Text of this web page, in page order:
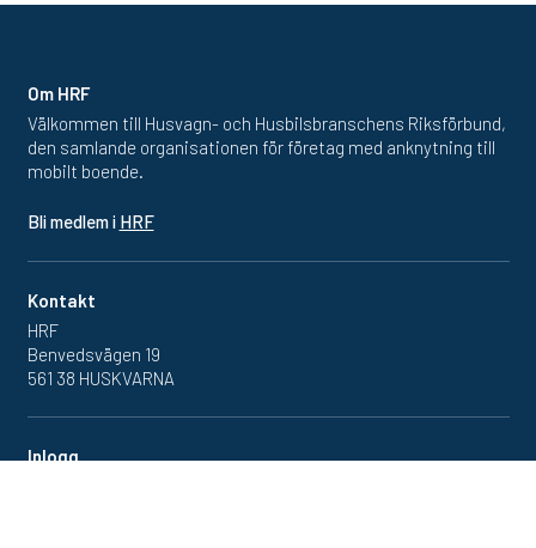
Om HRF
Välkommen till Husvagn- och Husbilsbranschens Riksförbund,
den samlande organisationen för företag med anknytning till
mobilt boende.
Bli medlem i HRF
Kontakt
HRF
Benvedsvägen 19
561 38 HUSKVARNA
Inlogg